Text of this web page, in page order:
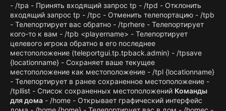
- /tpa - Принять входящий запрос tp - /tpd - Отклонить
входящий запрос tp - /tpc - Отменить телепортацию - /tpb
- Телепортирует вас обратно - /tprhere - Телепортирует
кого-то к вам - /tpb <playername> - Телепортирует
целевого игрока обратно в его последнее
местоположение (teleportgui.tp.tpback.admin) - /tpsave
{locationname} - Сохраняет ваше текущее
местоположение как местоположение - /tpl {locationname}
- Телепортирует в ранее сохраненное местоположение -
/tpllist - Список сохраненных местоположений Команды
для дома - /home - Открывает графический интерфейс